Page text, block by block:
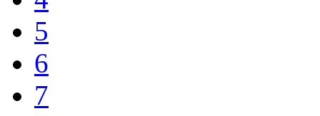
5
6
7